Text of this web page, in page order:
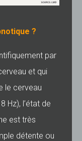
?
par
et qui
le cerveau
Hz), l’état de
est très
détente ou